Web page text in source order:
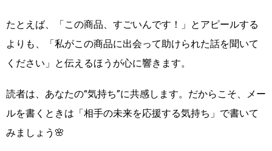
たとえば、「この商品、すごいんです！」とアピールする
よりも、「私がこの商品に出会って助けられた話を聞いて
ください」と伝えるほうが心に響きます。
読者は、あなたの“気持ち”に共感します。だからこそ、メー
ルを書くときは「相手の未来を応援する気持ち」で書いて
みましょう🌸